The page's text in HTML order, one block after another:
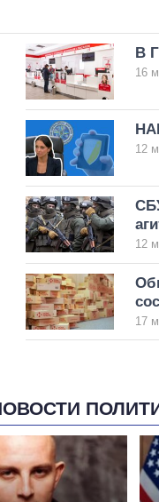
В
16
12
12
17